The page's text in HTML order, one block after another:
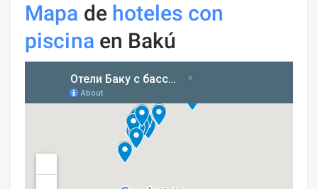
Mapa de hoteles con
piscina en Bakú